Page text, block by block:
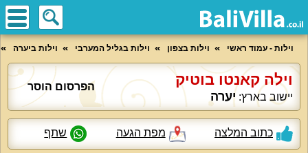
וילות - עמוד ראשי וילות בצפון וילות בגליל המערבי וילות ביערה
וילה קאנטו בוטיק
יישוב בארץ: יערה
הפרסום הוסר
כתוב המלצה מפת הגעה שתף